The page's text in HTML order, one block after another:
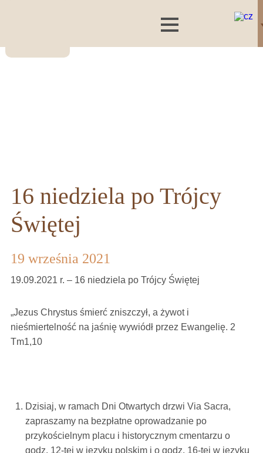
16 niedziela po Trójcy
Świętej
19 września 2021
19.09.2021 r. – 16 niedziela po Trójcy Świętej
„Jezus Chrystus śmierć zniszczył, a żywot i
nieśmiertelność na jaśnię wywiódł przez Ewangelię. 2
Tm1,10
Dzisiaj, w ramach Dni Otwartych drzwi Via Sacra,
zapraszamy na bezpłatne oprowadzanie po
przykościelnym placu i historycznym cmentarzu o
godz. 12-tej w języku polskim i o godz. 16-tej w języku